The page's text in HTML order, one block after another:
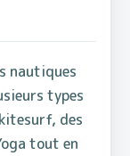
nautiques
types
des
tout en